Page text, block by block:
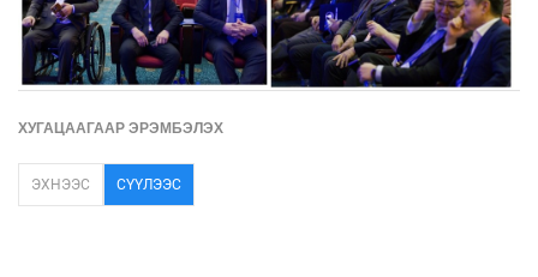
ХУГАЦААГААР ЭРЭМБЭЛЭХ
ЭХНЭЭС СҮҮЛЭЭС